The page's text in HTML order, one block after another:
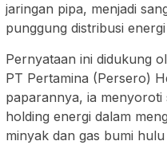
jaringan pipa, menjadi
punggung distribusi
Pernyataan ini didukung
PT Pertamina (Persero)
paparannya, ia menyoroti
holding energi dalam
minyak dan gas bumi